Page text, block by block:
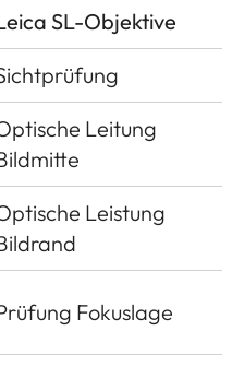
SL-Objektive
Leitung
Leistung
Fokuslage